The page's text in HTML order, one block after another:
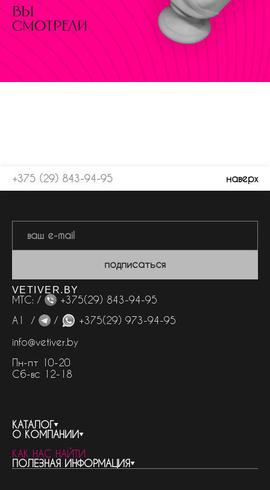
вы
смотрели
+375 (29) 843-94-95 наверх
подписаться
VETIVER.BY
МТС: /
+375(29) 843-94-95
А1 /
/
+375(29) 973-94-95
info@vetiver.by
Пн-пт 10-20
Сб-вс 12-18
КАТАЛОГ
весь каталог
бренды
женская парфюмерия
О КОМПАНИИ
контакты
о компании
КАК НАС НАЙТИ
ПОЛЕЗНАЯ ИНФОРМАЦИЯ